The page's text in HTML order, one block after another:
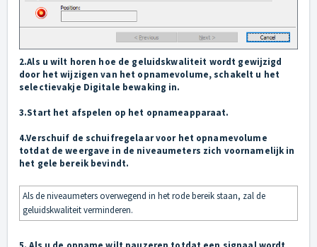
2.Als u wilt horen hoe de geluidskwaliteit wordt gewijzigd
door het wijzigen van het opnamevolume, schakelt u het
selectievakje Digitale bewaking in.
3.Start het afspelen op het opnameapparaat.
4.Verschuif de schuifregelaar voor het opnamevolume
totdat de weergave in de niveaumeters zich voornamelijk in
het gele bereik bevindt.
Als de niveaumeters overwegend in het rode bereik staan, zal de
geluidskwaliteit verminderen.